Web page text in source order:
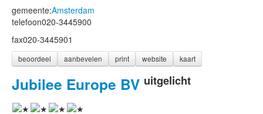
gemeente:Amsterdam
telefoon020-3445900
fax020-3445901
beoordeel aanbevelen print website kaart
Jubilee Europe BV uitgelicht